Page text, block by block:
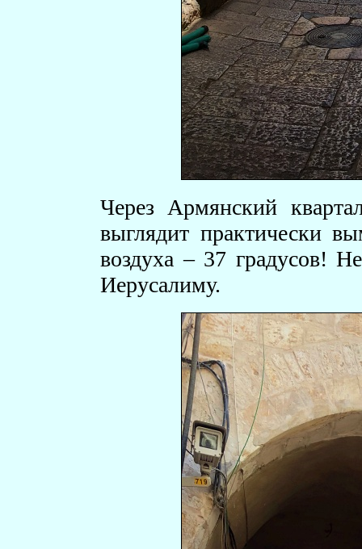
Через Армянский
выглядит практически
воздуха – 37 градусов!
Иерусалиму.